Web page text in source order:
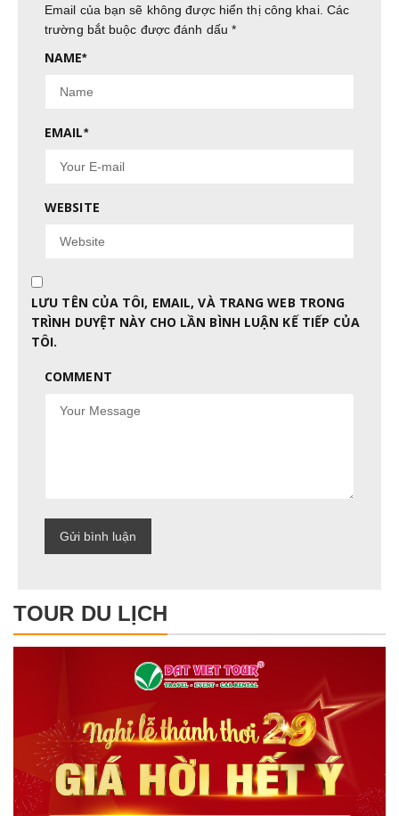
Email của bạn sẽ không được hiển thị công khai. Các
trường bắt buộc được đánh dấu*
NAME*
EMAIL*
WEBSITE
LƯU TÊN CỦA TÔI, EMAIL, VÀ TRANG WEB TRONG
TRÌNH DUYỆT NÀY CHO LẦN BÌNH LUẬN KẾ TIẾP CỦA
TÔI.
COMMENT
TOUR DU LỊCH